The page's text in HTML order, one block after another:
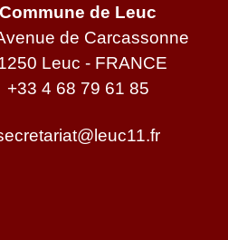
Commune de Leuc
de Carcassonne
Leuc - FRANCE
+33 4 68 79 61 85